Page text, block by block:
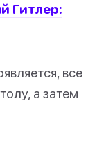
Гитлер:
все
а затем